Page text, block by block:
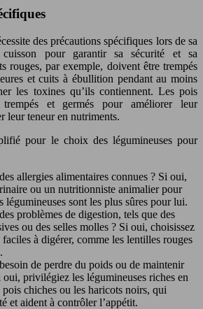
des précautions spécifiques lors de sa
pour garantir sa sécurité et sa
rouges, par exemple, doivent être trempés
et cuits à ébullition pendant au moins
les toxines qu’ils contiennent. Les pois
et germés pour améliorer leur
leur teneur en nutriments.
pour le choix des légumineuses pour
allergies alimentaires connues ? Si oui,
ou un nutritionniste animalier pour
légumineuses sont les plus sûres pour lui.
problèmes de digestion, tels que des
ou des selles molles ? Si oui, choisissez
faciles à digérer, comme les lentilles rouges
de perdre du poids ou de maintenir
privilégiez les légumineuses riches en
chiches ou les haricots noirs, qui
et aident à contrôler l’appétit.